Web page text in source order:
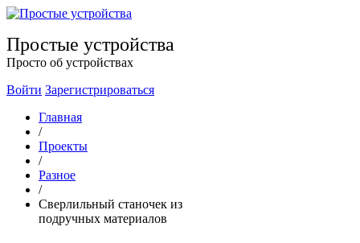
Простые устройства
Просто об устройствах
Войти Зарегистрироваться
Главная
/
Проекты
/
Разное
/
Сверлильный станочек из
подручных материалов